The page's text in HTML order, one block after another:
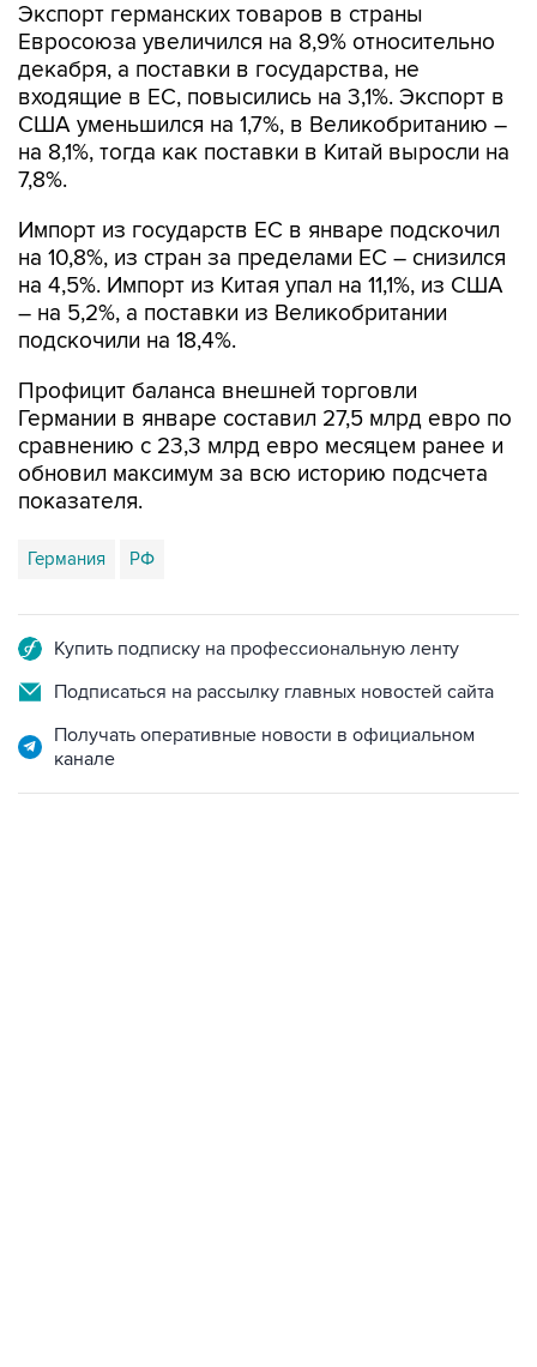
Экспорт германских товаров в страны
Евросоюза увеличился на 8,9% относительно
декабря, а поставки в государства, не
входящие в ЕС, повысились на 3,1%. Экспорт в
США уменьшился на 1,7%, в Великобританию –
на 8,1%, тогда как поставки в Китай выросли на
7,8%.
Импорт из государств ЕС в январе подскочил
на 10,8%, из стран за пределами ЕС – снизился
на 4,5%. Импорт из Китая упал на 11,1%, из США
– на 5,2%, а поставки из Великобритании
подскочили на 18,4%.
Профицит баланса внешней торговли
Германии в январе составил 27,5 млрд евро по
сравнению с 23,3 млрд евро месяцем ранее и
обновил максимум за всю историю подсчета
показателя.
Германия РФ
Купить подписку на профессиональную ленту
Подписаться на рассылку главных новостей сайта
Получать оперативные новости в официальном
канале